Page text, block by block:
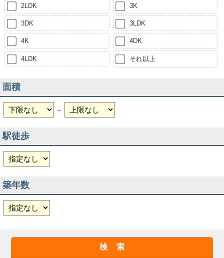
2LDK 3K
3DK 3LDK
4K 4DK
4LDK それ以上
面積
～
駅徒歩
築年数